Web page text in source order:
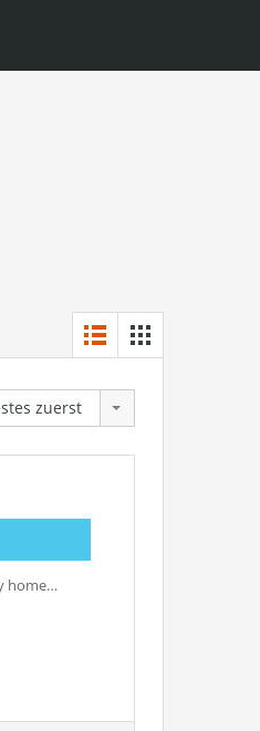
zuerst
home…